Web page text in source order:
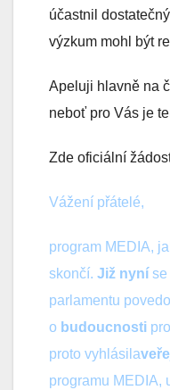
účastnil
výzkum mohl být
Apeluji hlavně na
neboť pro Vás je
Zde oficiální
Vážení přátelé,
program MEDIA,
skončí. Již nyní se
parlamentu
o budoucnosti
proto vyhlásila
programu MEDIA,